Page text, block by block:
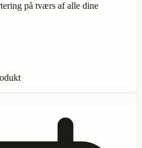
på tværs af alle dine